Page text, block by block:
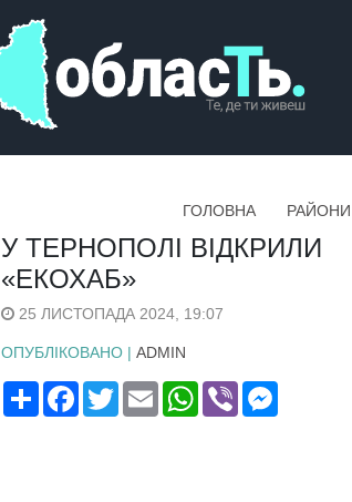
ГОЛОВНА РАЙОНИ
У ТЕРНОПОЛІ ВІДКРИЛИ
«ЕКОХАБ»
25 ЛИСТОПАДА 2024, 19:07
ОПУБЛІКОВАНО | ADMIN
ПоширитиFacebook
TwitterEmail WhatsApp
Viber